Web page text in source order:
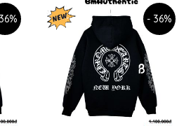
- 36%